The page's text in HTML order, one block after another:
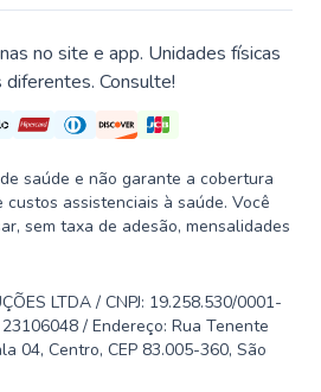
no site e app. Unidades físicas
Consulte!
saúde e não garante a cobertura
assistenciais à saúde. Você
sem taxa de adesão, mensalidades
LTDA / CNPJ: 19.258.530/0001-
/ Endereço: Rua Tenente
04, Centro, CEP 83.005-360, São